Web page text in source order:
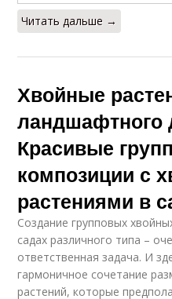
Читать дальше →
Хвойные
ландшафтного
Красивые
композиции с
растениями в
Создание групповых
садах различного типа –
ответственная задача. И
гармоничное сочетание
растений, которые